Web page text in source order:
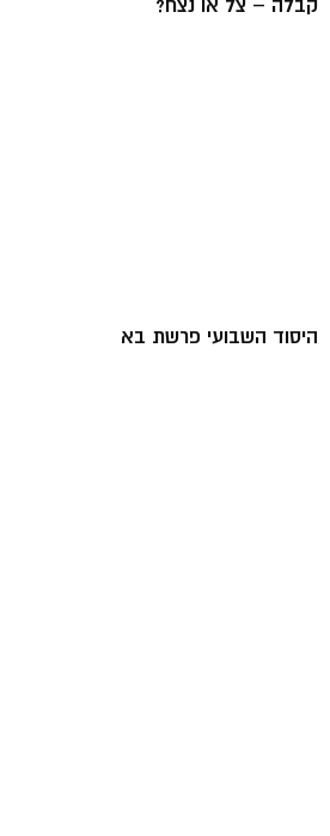
קבלה – צל או נצח?
היסוד השבועי פרשת בא